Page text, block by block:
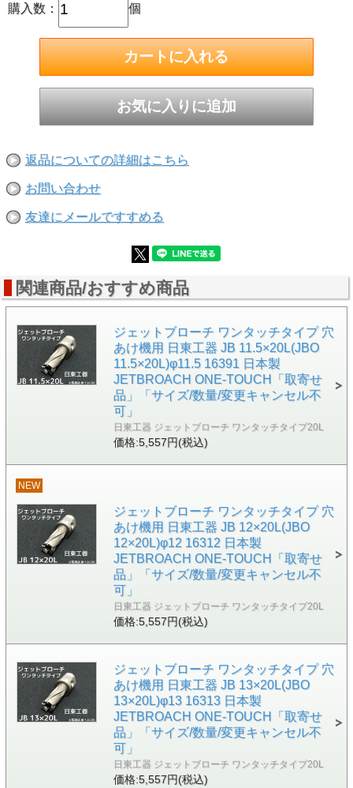
・最大板厚：35L:35mm
アタッチメントを使用すればボール盤、フライス盤、旋盤、
NC旋盤、マシニングセンタでも使用可能です。
購入数： 個
返品についての詳細はこちら
お問い合わせ
友達にメールですすめる
関連商品/おすすめ商品
ジェットブローチ ワンタッチタイプ 穴
あけ機用 日東工器 JB 11.5×20L(JBO
11.5×20L)φ11.5 16391 日本製
JETBROACH ONE-TOUCH「取寄せ
品」「サイズ/数量/変更キャンセル不
可」
日東工器 ジェットブローチ ワンタッチタイプ20L
価格:5,557円(税込)
NEW
ジェットブローチ ワンタッチタイプ 穴
あけ機用 日東工器 JB 12×20L(JBO
12×20L)φ12 16312 日本製
JETBROACH ONE-TOUCH「取寄せ
品」「サイズ/数量/変更キャンセル不
可」
日東工器 ジェットブローチ ワンタッチタイプ20L
価格:5,557円(税込)
ジェットブローチ ワンタッチタイプ 穴
あけ機用 日東工器 JB 13×20L(JBO
13×20L)φ13 16313 日本製
JETBROACH ONE-TOUCH「取寄せ
品」「サイズ/数量/変更キャンセル不
可」
日東工器 ジェットブローチ ワンタッチタイプ20L
価格:5,557円(税込)